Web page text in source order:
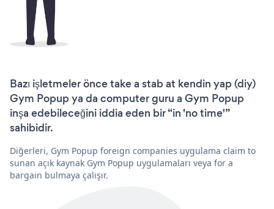
Bazı işletmeler önce take a stab at kendin yap (diy)
Gym Popup ya da computer guru a Gym Popup
inşa edebileceğini iddia eden bir “in 'no time'”
sahibidir.
Diğerleri, Gym Popup foreign companies uygulama claim to
sunan açık kaynak Gym Popup uygulamaları veya for a
bargain bulmaya çalışır.